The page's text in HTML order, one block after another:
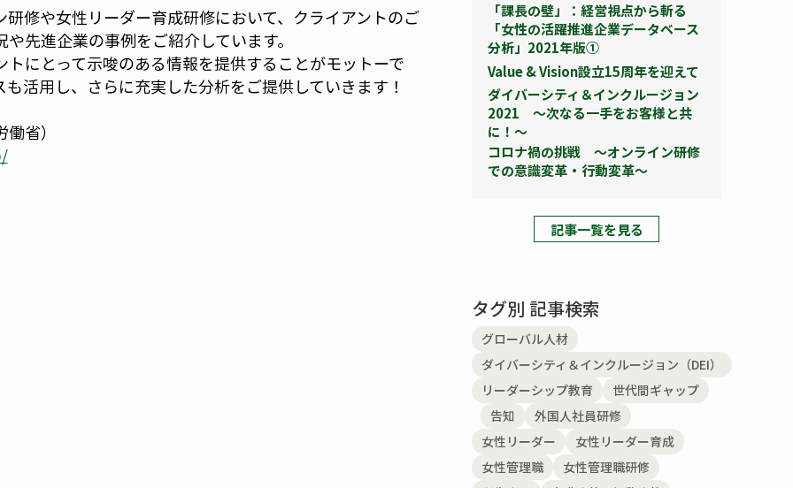
「課長の壁」：経営視点から斬る
「女性の活躍推進企業データベース
分析」2021年版①
Value & Vision設立15周年を迎えて
ダイバーシティ＆インクルージョン
2021 ～次なる一手をお客様と共
に！～
コロナ禍の挑戦 ～オンライン研修
での意識変革・行動変革～
記事一覧を見る
タグ別 記事検索
グローバル人材
ダイバーシティ＆インクルージョン（DEI）
リーダーシップ教育
世代間ギャップ
告知
外国人社員研修
女性リーダー
女性リーダー育成
女性管理職
女性管理職研修
修や女性リーダー育成研修において、クライアントのご
先進企業の事例をご紹介しています。
にとって示唆のある情報を提供することがモットーで
活用し、さらに充実した分析をご提供していきます！
省）